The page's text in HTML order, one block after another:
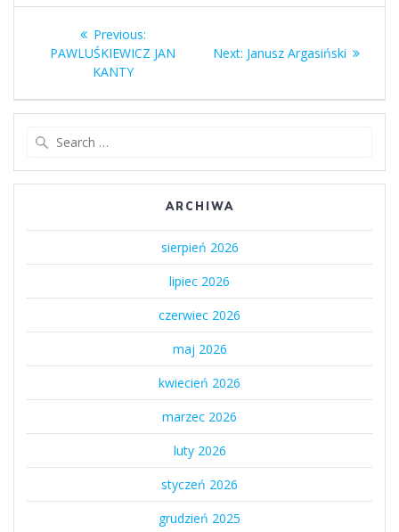
Nawigacja
wpisu
Previous:Previous
post:
PAWLUŚKIEWICZ JAN
KANTY
Next: Next
Janusz Argasiński
ARCHIWA
sierpień 2026
lipiec 2026
czerwiec 2026
maj 2026
kwiecień 2026
marzec 2026
luty 2026
styczeń 2026
grudzień 2025